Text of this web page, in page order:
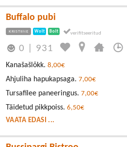
Buffalo pubi
KRISTIINE Wolt Bolt
0 931
Kanašašlõkk. 8,00€
Ahjuliha hapukapsaga. 7,00€
Tursafilee paneeringus. 7,00€
Täidetud pikkpoiss. 6,50€
VAATA EDASI ...